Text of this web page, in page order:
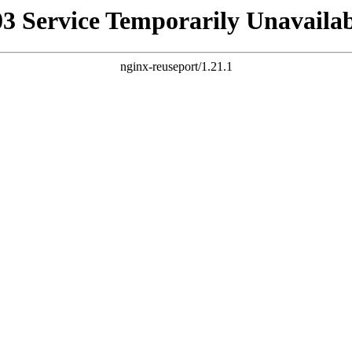
Service Temporarily
nginx-reuseport/1.21.1